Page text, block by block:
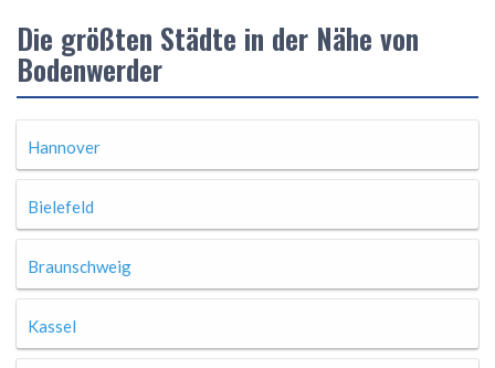
Die größten Städte in der Nähe von
Bodenwerder
Hannover
Bielefeld
Braunschweig
Kassel